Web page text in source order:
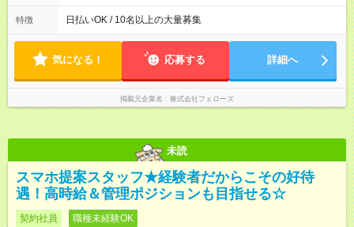
(1) 10:00～19:00 (2) 11:00～20:00 (3) 12:00～21:00 など ◎
いずれも実働8時間・休憩1時間です。中抜けシフトなどはあり
たい」などあれば相談に応じますのでおっしゃってください！
特徴 日払いOK / 10名以上の大量募集
気になる！ 応募する 詳細へ
掲載元企業名 株式会社フェローズ
未読
スマホ提案スタッフ★経験者だからこその好待
遇！高時給＆管理ポジションも目指せる☆
契約社員 職種未経験OK